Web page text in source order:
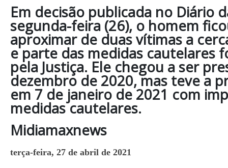
Em decisão publicada no Diário
segunda-feira (26), o homem
aproximar de duas vítimas a
e parte das medidas cautelares
pela Justiça. Ele chegou a ser
dezembro de 2020, mas teve a
em 7 de janeiro de 2021 com
medidas cautelares.
Midiamaxnews
terça-feira, 27 de abril de 2021